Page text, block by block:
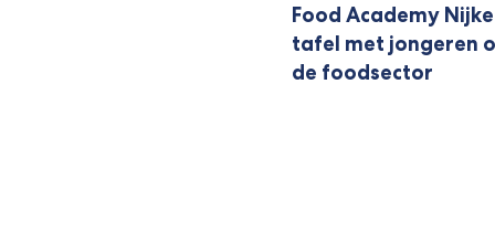
Food Academy
tafel met jongeren
de foodsector